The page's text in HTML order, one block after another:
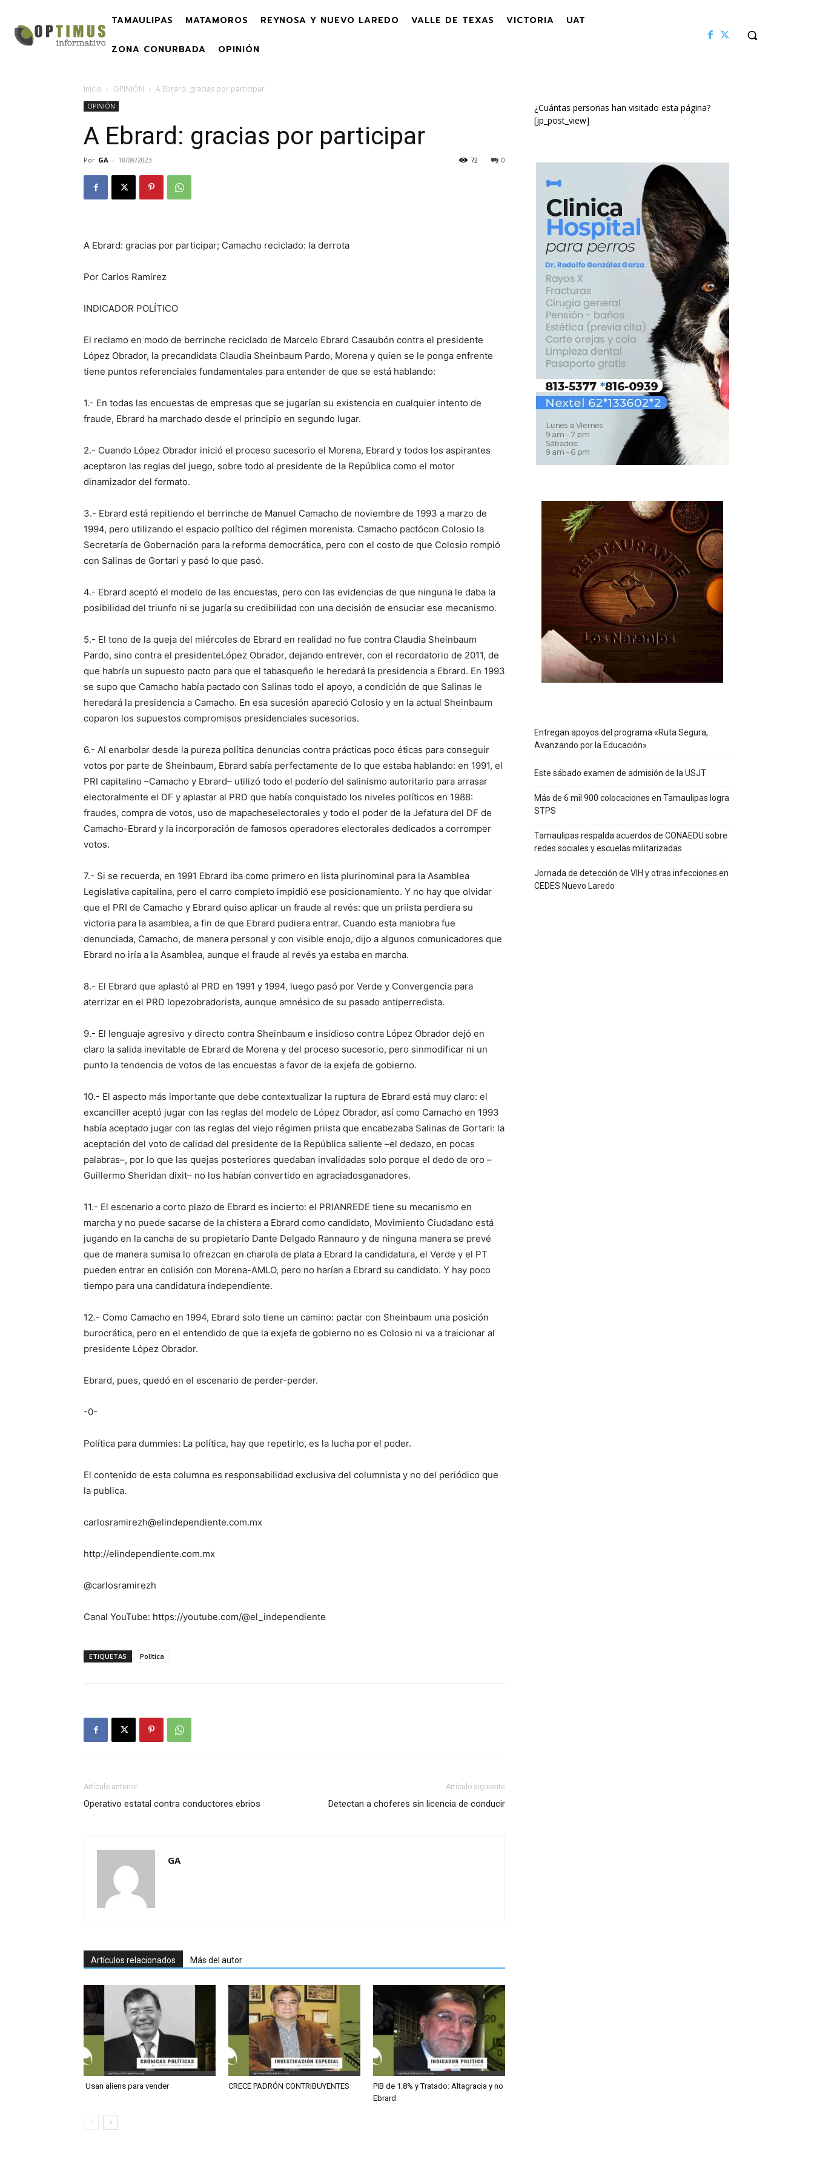
TAMAULIPAS MATAMOROS REYNOSA Y NUEVO LAREDO VALLE DE TEXAS VICTORIA UAT
ZONA CONURBADA OPINIÓN
Inicio OPINIÓN A Ebrard: gracias por participar
OPINIÓN
A Ebrard: gracias por participar
Por GA - 18/08/2023 0
72
A Ebrard: gracias por participar; Camacho reciclado: la derrota
Por Carlos Ramírez
INDICADOR POLÍTICO
El reclamo en modo de berrinche reciclado de Marcelo Ebrard Casaubón contra el presidente
López Obrador, la precandidata Claudia Sheinbaum Pardo, Morena y quien se le ponga enfrente
tiene puntos referenciales fundamentales para entender de que se está hablando:
1.- En todas las encuestas de empresas que se jugarían su existencia en cualquier intento de
fraude, Ebrard ha marchado desde el principio en segundo lugar.
2.- Cuando López Obrador inició el proceso sucesorio el Morena, Ebrard y todos los aspirantes
aceptaron las reglas del juego, sobre todo al presidente de la República como el motor
dinamizador del formato.
3.- Ebrard está repitiendo el berrinche de Manuel Camacho de noviembre de 1993 a marzo de
1994, pero utilizando el espacio político del régimen morenista. Camacho pactócon Colosio la
Secretaría de Gobernación para la reforma democrática, pero con el costo de que Colosio rompió
con Salinas de Gortari y pasó lo que pasó.
4.- Ebrard aceptó el modelo de las encuestas, pero con las evidencias de que ninguna le daba la
posibilidad del triunfo ni se jugaría su credibilidad con una decisión de ensuciar ese mecanismo.
5.- El tono de la queja del miércoles de Ebrard en realidad no fue contra Claudia Sheinbaum
Pardo, sino contra el presidenteLópez Obrador, dejando entrever, con el recordatorio de 2011, de
que habría un supuesto pacto para que el tabasqueño le heredará la presidencia a Ebrard. En 1993
se supo que Camacho había pactado con Salinas todo el apoyo, a condición de que Salinas le
heredará la presidencia a Camacho. En esa sucesión apareció Colosio y en la actual Sheinbaum
coparon los supuestos compromisos presidenciales sucesorios.
6.- Al enarbolar desde la pureza política denuncias contra prácticas poco éticas para conseguir
votos por parte de Sheinbaum, Ebrard sabía perfectamente de lo que estaba hablando: en 1991, el
PRI capitalino –Camacho y Ebrard– utilizó todo el poderío del salinismo autoritario para arrasar
electoralmente el DF y aplastar al PRD que había conquistado los niveles políticos en 1988:
fraudes, compra de votos, uso de mapacheselectorales y todo el poder de la Jefatura del DF de
Camacho-Ebrard y la incorporación de famosos operadores electorales dedicados a corromper
votos.
7.- Si se recuerda, en 1991 Ebrard iba como primero en lista plurinominal para la Asamblea
Legislativa capitalina, pero el carro completo impidió ese posicionamiento. Y no hay que olvidar
que el PRI de Camacho y Ebrard quiso aplicar un fraude al revés: que un priista perdiera su
victoria para la asamblea, a fin de que Ebrard pudiera entrar. Cuando esta maniobra fue
denunciada, Camacho, de manera personal y con visible enojo, dijo a algunos comunicadores que
Ebrard no iría a la Asamblea, aunque el fraude al revés ya estaba en marcha.
8.- El Ebrard que aplastó al PRD en 1991 y 1994, luego pasó por Verde y Convergencia para
aterrizar en el PRD lopezobradorista, aunque amnésico de su pasado antiperredista.
9.- El lenguaje agresivo y directo contra Sheinbaum e insidioso contra López Obrador dejó en
claro la salida inevitable de Ebrard de Morena y del proceso sucesorio, pero sinmodificar ni un
punto la tendencia de votos de las encuestas a favor de la exjefa de gobierno.
10.- El aspecto más importante que debe contextualizar la ruptura de Ebrard está muy claro: el
excanciller aceptó jugar con las reglas del modelo de López Obrador, así como Camacho en 1993
había aceptado jugar con las reglas del viejo régimen priista que encabezaba Salinas de Gortari: la
aceptación del voto de calidad del presidente de la República saliente –el dedazo, en pocas
palabras–, por lo que las quejas posteriores quedaban invalidadas solo porque el dedo de oro –
Guillermo Sheridan dixit– no los habían convertido en agraciadosganadores.
11.- El escenario a corto plazo de Ebrard es incierto: el PRIANREDE tiene su mecanismo en
marcha y no puede sacarse de la chistera a Ebrard como candidato, Movimiento Ciudadano está
jugando en la cancha de su propietario Dante Delgado Rannauro y de ninguna manera se prevé
que de manera sumisa lo ofrezcan en charola de plata a Ebrard la candidatura, el Verde y el PT
pueden entrar en colisión con Morena-AMLO, pero no harían a Ebrard su candidato. Y hay poco
tiempo para una candidatura independiente.
12.- Como Camacho en 1994, Ebrard solo tiene un camino: pactar con Sheinbaum una posición
burocrática, pero en el entendido de que la exjefa de gobierno no es Colosio ni va a traicionar al
presidente López Obrador.
Ebrard, pues, quedó en el escenario de perder-perder.
-0-
Política para dummies: La política, hay que repetirlo, es la lucha por el poder.
El contenido de esta columna es responsabilidad exclusiva del columnista y no del periódico que
la publica.
carlosramirezh@elindependiente.com.mx
http://elindependiente.com.mx
@carlosramirezh
Canal YouTube: https://youtube.com/@el_independiente
ETIQUETAS Política
Artículo anterior
Operativo estatal contra conductores ebrios
Artículo siguiente
Detectan a choferes sin licencia de conducir
GA
Artículos relacionados Más del autor
Usan aliens para vender CRECE PADRÓN CONTRIBUYENTES
PIB de 1.8% y Tratado: Altagracia y no
Ebrard
¿Cuántas personas han visitado esta página?
[jp_post_view]
Entregan apoyos del programa «Ruta Segura,
Avanzando por la Educación»
Este sábado examen de admisión de la USJT
Más de 6 mil 900 colocaciones en Tamaulipas logra
STPS
Tamaulipas respalda acuerdos de CONAEDU sobre
redes sociales y escuelas militarizadas
Jornada de detección de VIH y otras infecciones en
CEDES Nuevo Laredo